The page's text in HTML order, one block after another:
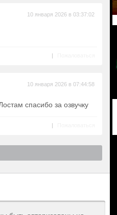
10 января 2026 в 03:37:02
|
10 января 2026 в 07:44:58
спасибо за озвучку
|